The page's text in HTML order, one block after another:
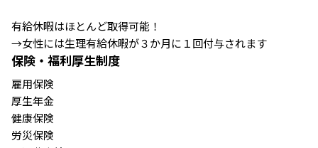
有給休暇はほとんど取得可能！
保険・福利厚生制度
雇用保険
厚生年金
健康保険
労災保険